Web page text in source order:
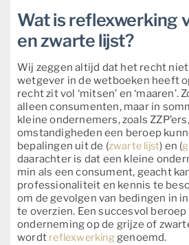
Wat is reflexwerking
en zwarte lijst?
Wij zeggen altijd dat het recht
wetgever in de wetboeken heeft
recht zit vol ‘mitsen’ en ‘maaren’.
alleen consumenten, maar in
kleine ondernemers, zoals
omstandigheden een beroep
bepalingen uit de (zwarte lijst) en (
daarachter is dat een kleine
min als een consument, geacht
professionaliteit en kennis te
om de gevolgen van bedingen in
te overzien. Een succesvol
onderneming op de grijze of
wordt reflexwerkinggenoemd.